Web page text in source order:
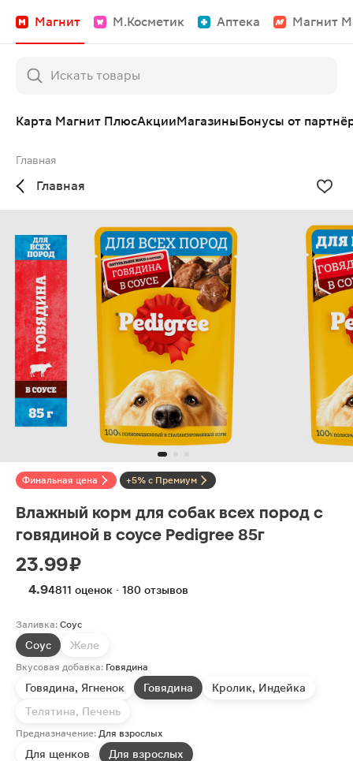
Магнит М.Косметик Аптека Магнит
Карта Магнит ПлюсАкцииМагазиныБонусы от
Главная
Главная
Финальная цена +5% с Премиум
Влажный корм для собак всех пород с
говядиной в соусе Pedigree 85г
23.99 ₽
4.94811 оценок · 180 отзывов
Заливка: Соус
Соус Желе
Вкусовая добавка: Говядина
Говядина, Ягненок Говядина
Кролик, Индейка
Телятина, Печень
Предназначение: Для взрослых
Для щенков Для взрослых